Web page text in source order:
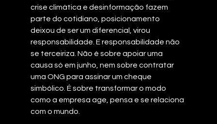
crise climática e desinformação fazem
parte do cotidiano, posicionamento
deixou de ser um diferencial, virou
responsabilidade. E responsabilidade não
se terceiriza. Não é sobre apoiar uma
causa só em junho, nem sobre contratar
uma ONG para assinar um cheque
simbólico. É sobre transformar o modo
como a empresa age, pensa e se relaciona
com o mundo.